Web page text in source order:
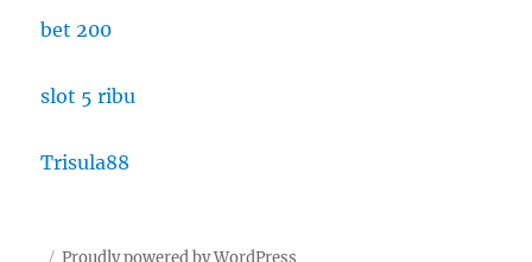
bet 200
slot 5 ribu
Trisula88
Proudly powered by WordPress